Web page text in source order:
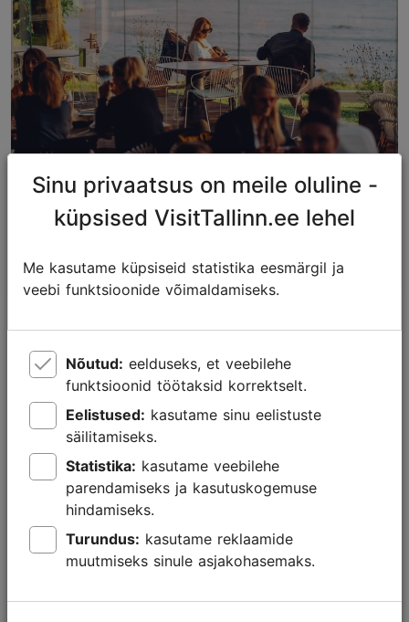
Tallinna parimad restoranid: Michelin
Guide ja Falstaff
Söök ja jook
Sinu privaatsus on meile oluline -
küpsised VisitTallinn.ee lehel
Me kasutame küpsiseid statistika eesmärgil ja
veebi funktsioonide võimaldamiseks.
Nõutud:
funktsioonid töötaksid korrektselt.
Eelistused:
säilitamiseks.
Statistika:
parendamiseks ja kasutuskogemuse
hindamiseks.
Turundus:
muutmiseks sinule asjakohasemaks.